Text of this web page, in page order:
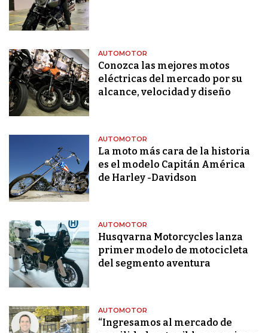
AUTOMOTOR
Conozca las mejores motos
eléctricas del mercado por su
alcance, velocidad y diseño
AUTOMOTOR
La moto más cara de la historia
es el modelo Capitán América
de Harley -Davidson
AUTOMOTOR
Husqvarna Motorcycles lanza
primer modelo de motocicleta
del segmento aventura
AUTOMOTOR
“Ingresamos al mercado de